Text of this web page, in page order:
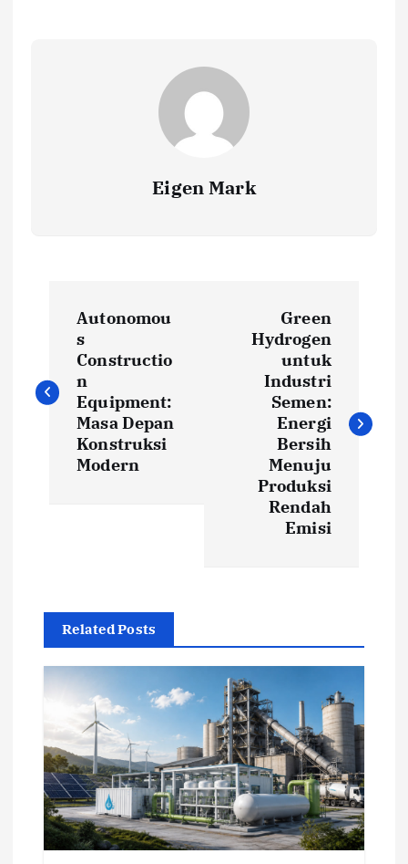
Eigen Mark
s
g
a
t
o
Autonomou
s
Constructio
n
Equipment:
Masa Depan
Konstruksi
Modern
Green
Hydrogen
untuk
Industri
Semen:
Energi
Bersih
Menuju
Produksi
Rendah
Emisi
Related Posts